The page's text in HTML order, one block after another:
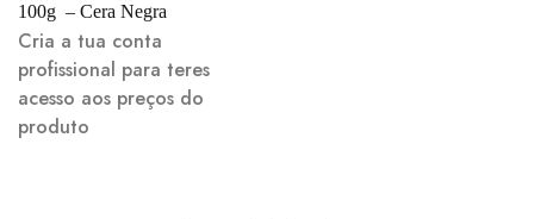
100g – Cera Negra
Cria a tua conta
profissional para teres
acesso aos preços do
produto